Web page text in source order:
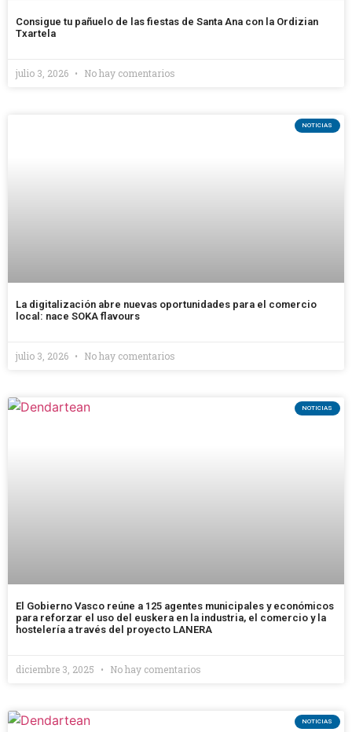
Consigue tu pañuelo de las fiestas de Santa Ana con la Ordizian
Txartela
julio 3, 2026 No hay comentarios
NOTICIAS
La digitalización abre nuevas oportunidades para el comercio
local: nace SOKA flavours
julio 3, 2026 No hay comentarios
NOTICIAS
El Gobierno Vasco reúne a 125 agentes municipales y económicos
para reforzar el uso del euskera en la industria, el comercio y la
hostelería a través del proyecto LANERA
diciembre 3, 2025 No hay comentarios
NOTICIAS